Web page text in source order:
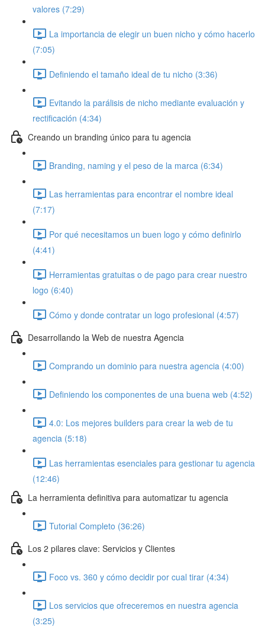
valores (7:29)
La importancia de elegir un buen nicho y cómo hacerlo
(7:05)
Definiendo el tamaño ideal de tu nicho (3:36)
Evitando la parálisis de nicho mediante evaluación y
rectificación (4:34)
Creando un branding único para tu agencia
Branding, naming y el peso de la marca (6:34)
Las herramientas para encontrar el nombre ideal
(7:17)
Por qué necesitamos un buen logo y cómo definirlo
(4:41)
Herramientas gratuitas o de pago para crear nuestro
logo (6:40)
Cómo y donde contratar un logo profesional (4:57)
Desarrollando la Web de nuestra Agencia
Comprando un dominio para nuestra agencia (4:00)
Definiendo los componentes de una buena web (4:52)
4.0: Los mejores builders para crear la web de tu
agencia (5:18)
Las herramientas esenciales para gestionar tu agencia
(12:46)
La herramienta definitiva para automatizar tu agencia
Tutorial Completo (36:26)
Los 2 pilares clave: Servicios y Clientes
Foco vs. 360 y cómo decidir por cual tirar (4:34)
Los servicios que ofreceremos en nuestra agencia
(3:25)